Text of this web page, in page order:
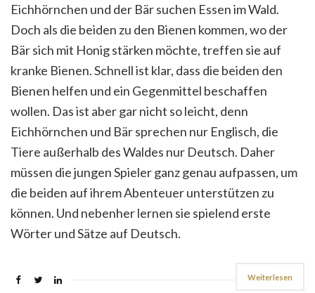
Eichhörnchen und der Bär suchen Essen im Wald.
Doch als die beiden zu den Bienen kommen, wo der
Bär sich mit Honig stärken möchte, treffen sie auf
kranke Bienen. Schnell ist klar, dass die beiden den
Bienen helfen und ein Gegenmittel beschaffen
wollen. Das ist aber gar nicht so leicht, denn
Eichhörnchen und Bär sprechen nur Englisch, die
Tiere außerhalb des Waldes nur Deutsch. Daher
müssen die jungen Spieler ganz genau aufpassen, um
die beiden auf ihrem Abenteuer unterstützen zu
können. Und nebenher lernen sie spielend erste
Wörter und Sätze auf Deutsch.
Weiterlesen